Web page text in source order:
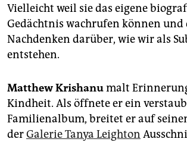
Vielleicht weil sie das eigene
Gedächtnis wachrufen können und
Nachdenken darüber, wie wir als
entstehen.
Matthew Krishanumalt
Kindheit. Als öffnete er ein
Familienalbum, breitet er auf
derGalerie Tanya Leighton